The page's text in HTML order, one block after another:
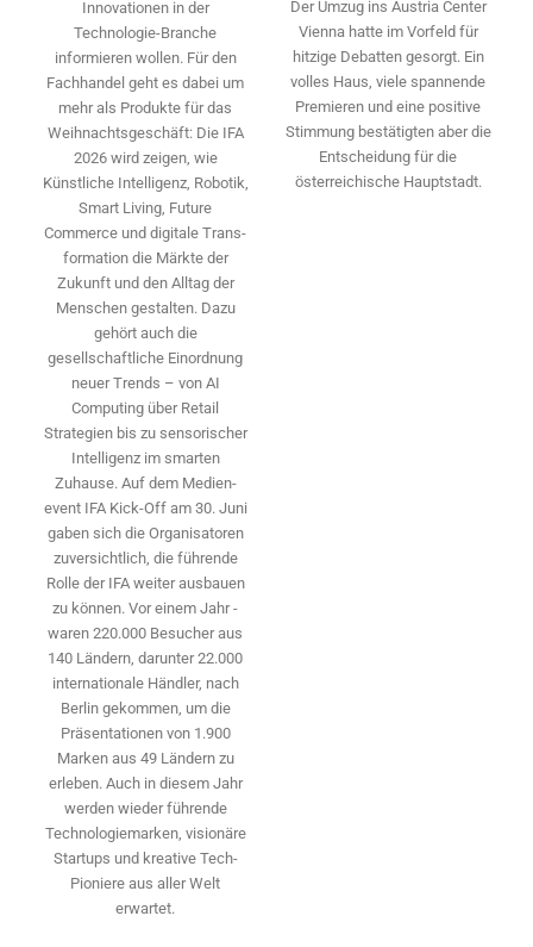
Innovationen in der
Technologie-­Branche
informieren wollen. Für den
Fachhandel geht es dabei um
mehr als Produkte für das
Weihnachtsgeschäft: Die IFA
2026 wird ­zeigen, wie
Künstliche Intelligenz, Robotik,
Smart Living, Future
Commerce und digitale Trans­
formation die Märkte der
Zukunft und den Alltag der
Menschen gestalten. Dazu
gehört auch die
gesellschaftliche Einordnung
neuer Trends – von AI
Computing über Retail
Strategien bis zu sensorischer
Intelligenz im smarten
Zuhause. Auf dem Medien­
event IFA Kick-Off am 30. Juni
gaben sich die Organisatoren
zuversichtlich, die führende
Rolle der IFA weiter ausbauen
zu können. Vor einem Jahr ­
waren 220.000 Besucher aus
140 ­Ländern, ­darunter 22.000
internationale Händler, nach
Berlin gekommen, um die
Präsen­tationen von 1.900
Marken aus 49 Ländern zu
erleben. Auch in diesem Jahr
werden wieder führende
Technologiemarken, visionäre
Startups und ­kreative Tech-
Pioniere aus aller Welt
erwartet.
Der Umzug ins Austria Center
Vienna hatte im Vorfeld für
hitzige Debatten gesorgt. Ein
volles Haus, viele spannende
Premieren und eine positive
Stimmung bestätigten aber die
Entscheidung für die
österreichische Hauptstadt.